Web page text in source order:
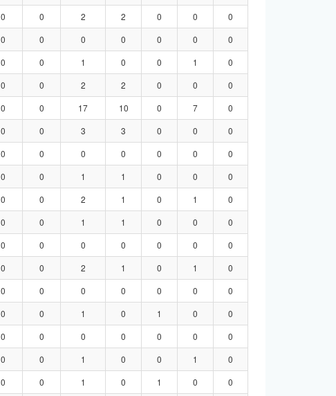
0 0 2 2 0 0
0
0 0 0 0 0 0
0
0 0 1 0 0 1
0
0 0 2 2 0 0
0
0 0 17 10 0 7
0
0 0 3 3 0 0
0
0 0 0 0 0 0
0
0 0 1 1 0 0
0
0 0 2 1 0 1
0
0 0 1 1 0 0
0
0 0 0 0 0 0
0
0 0 2 1 0 1
0
0 0 0 0 0 0
0
0 0 1 0 1 0
0
0 0 0 0 0 0
0
0 0 1 0 0 1
0
0 0 1 0 1 0
0